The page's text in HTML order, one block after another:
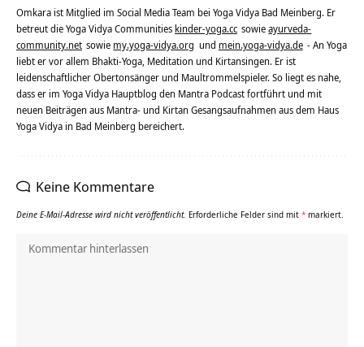
Omkara ist Mitglied im Social Media Team bei Yoga Vidya Bad Meinberg. Er
betreut die Yoga Vidya Communities kinder-yoga.cc sowieayurveda-
community.net sowie my.yoga-vidya.org und mein.yoga-vidya.de - An Yoga
liebt er vor allem Bhakti-Yoga, Meditation und Kirtansingen. Er ist
leidenschaftlicher Obertonsänger und Maultrommelspieler. So liegt es nahe,
dass er im Yoga Vidya Hauptblog den Mantra Podcast fortführt und mit
neuen Beiträgen aus Mantra- und Kirtan Gesangsaufnahmen aus dem Haus
Yoga Vidya in Bad Meinberg bereichert.
Keine Kommentare
Deine E-Mail-Adresse wird nicht veröffentlicht. Erforderliche Felder sind mit * markiert.